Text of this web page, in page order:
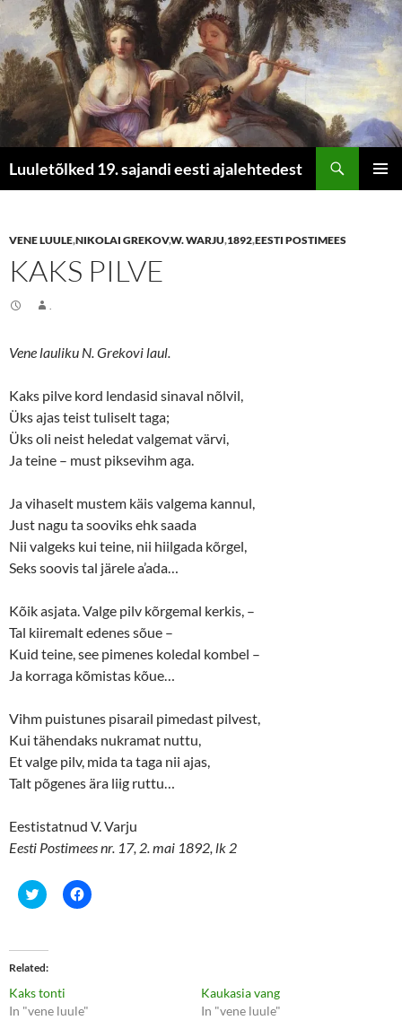
Luuletõlked 19. sajandi eesti ajalehtedest
VENE LUULE,NIKOLAI GREKOV,W. WARJU,1892,EESTI POSTIMEES
KAKS PILVE
Vene lauliku N. Grekovi laul.
Kaks pilve kord lendasid sinaval nõlvil,
Üks ajas teist tuliselt taga;
Üks oli neist heledat valgemat värvi,
Ja teine – must piksevihm aga.
Ja vihaselt mustem käis valgema kannul,
Just nagu ta sooviks ehk saada
Nii valgeks kui teine, nii hiilgada kõrgel,
Seks soovis tal järele a’ada…
Kõik asjata. Valge pilv kõrgemal kerkis, –
Tal kiiremalt edenes sõue –
Kuid teine, see pimenes koledal kombel –
Ja korraga kõmistas kõue…
Vihm puistunes pisarail pimedast pilvest,
Kui tähendaks nukramat nuttu,
Et valge pilv, mida ta taga nii ajas,
Talt põgenes ära liig ruttu…
Eestistatnud V. Varju
Eesti Postimees nr. 17, 2. mai 1892, lk 2
C
l
t
o
s
h
a
r
e
C
l
r
Related
Kaks tonti
In "vene luule"
Kaukasia vang
In "vene luule"